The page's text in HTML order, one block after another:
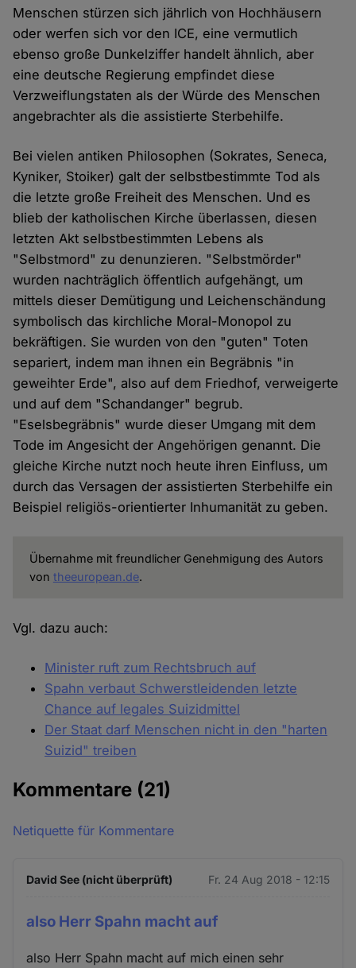
Menschen stürzen sich jährlich von Hochhäusern
oder werfen sich vor den ICE, eine vermutlich
ebenso große Dunkelziffer handelt ähnlich, aber
eine deutsche Regierung empfindet diese
Verzweiflungstaten als der Würde des Menschen
angebrachter als die assistierte Sterbehilfe.
Bei vielen antiken Philosophen (Sokrates, Seneca,
Kyniker, Stoiker) galt der selbstbestimmte Tod als
die letzte große Freiheit des Menschen. Und es
blieb der katholischen Kirche überlassen, diesen
letzten Akt selbstbestimmten Lebens als
"Selbstmord" zu denunzieren. "Selbstmörder"
wurden nachträglich öffentlich aufgehängt, um
mittels dieser Demütigung und Leichenschändung
symbolisch das kirchliche Moral-Monopol zu
bekräftigen. Sie wurden von den "guten" Toten
separiert, indem man ihnen ein Begräbnis "in
geweihter Erde", also auf dem Friedhof, verweigerte
und auf dem "Schandanger" begrub.
"Eselsbegräbnis" wurde dieser Umgang mit dem
Tode im Angesicht der Angehörigen genannt. Die
gleiche Kirche nutzt noch heute ihren Einfluss, um
durch das Versagen der assistierten Sterbehilfe ein
Beispiel religiös-orientierter Inhumanität zu geben.
Übernahme mit freundlicher Genehmigung des Autors
von theeuropean.de.
Vgl. dazu auch:
Minister ruft zum Rechtsbruch auf
Spahn verbaut Schwerstleidenden letzte
Chance auf legales Suizidmittel
Der Staat darf Menschen nicht in den "harten
Suizid" treiben
Kommentare (21)
Netiquette für Kommentare
David See (nicht überprüft) Fr. 24 Aug 2018 - 12:15
also Herr Spahn macht auf
also Herr Spahn macht auf mich einen sehr